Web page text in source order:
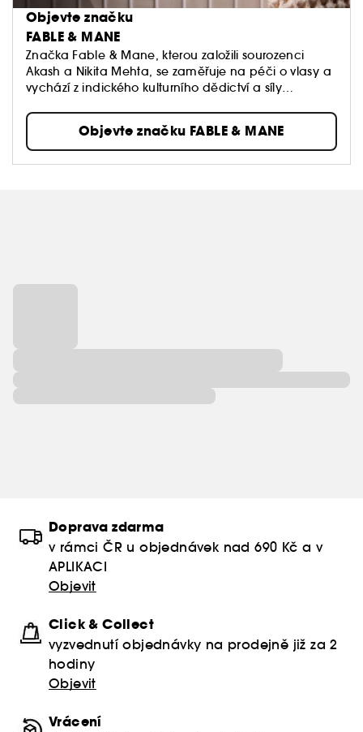
Objevte značku
FABLE & MANE
Značka Fable & Mane, kterou založili sourozenci
Akash a Nikita Mehta, se zaměřuje na péči o vlasy a
vychází z indického kulturního dědictví a síly
a společných chvil strávených vyprávěním příběhů s
babičkou a tyto tradice přetváří do moderní podoby.
Spojením ájurvédských ingrediencí s moderní péčí
vytváří Fable & Mane smyslové vlasové rituály, které
Objevte značku FABLE & MANE
Doprava zdarma
v rámci ČR u objednávek nad 690 Kč a v
APLIKACI
Objevit
Click & Collect
vyzvednutí objednávky na prodejně již za 2
hodiny
Objevit
Vrácení